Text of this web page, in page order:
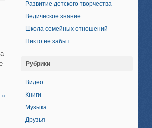
»
Развитие детского творчества
Ведическое знание
Школа семейных отношений
Никто не забыт
Рубрики
Видео
Книги
Музыка
Друзья